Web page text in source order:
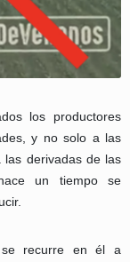
los productores
y no solo a las
las derivadas de las
un tiempo se
recurre en él a